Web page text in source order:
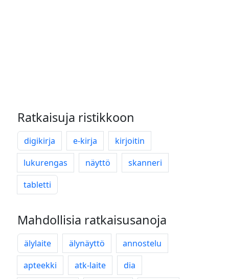
Ratkaisuja ristikkoon
digikirja e-kirja
kirjoitin
lukurengas
näyttö
skanneri
tabletti
Mahdollisia ratkaisusanoja
älylaite älynäyttö
annostelu
apteekki
atk-laite
dia